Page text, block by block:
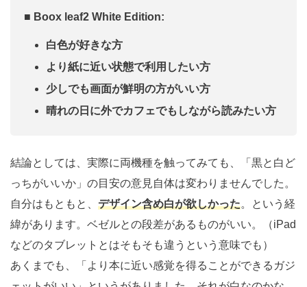
■ Boox leaf2 White Edition:
白色が好きな方
より紙に近い状態で利用したい方
少しでも画面が鮮明の方がいい方
晴れの日に外でカフェでもしながら読みたい方
結論としては、実際に両機種を触ってみても、「黒と白ど
っちがいいか」の目安の意見自体は変わりませんでした。
自分はもともと、 デザイン含め白が欲しかった。という経
緯があります。ベゼルとの段差があるものがいい。（iPad
などのタブレットとはそもそも違うという意味でも）
あくまでも、「より本に近い感覚を得ることができるガジ